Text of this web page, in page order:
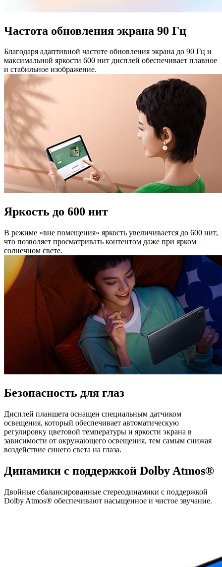
Частота обновления экрана 90 Гц
Благодаря адаптивной частоте обновления экрана до 90 Гц и
максимальной яркости 600 нит дисплей обеспечивает плавное
и стабильное изображение.
Яркость до 600 нит
В режиме «вне помещения» яркость увеличивается до 600 нит,
что позволяет просматривать контентом даже при ярком
солнечном свете.
Безопасность для глаз
Дисплей планшета оснащен специальным датчиком
освещения, который обеспечивает автоматическую
регулировку цветовой температуры и яркости экрана в
зависимости от окружающего освещения, тем самым снижая
воздействие синего света на глаза.
Динамики с поддержкой Dolby Atmos®
Двойные сбалансированные стереодинамики с поддержкой
Dolby Atmos® обеспечивают насыщенное и чистое звучание.